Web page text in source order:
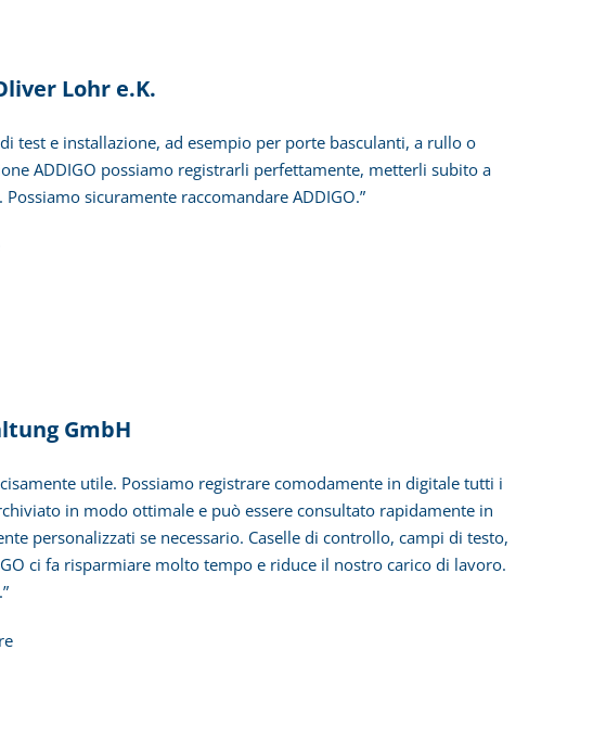
Lohr e.K.
e installazione, ad esempio per porte basculanti, a rullo o
ADDIGO possiamo registrarli perfettamente, metterli subito a
sicuramente raccomandare ADDIGO.”
GmbH
utile. Possiamo registrare comodamente in digitale tutti i
in modo ottimale e può essere consultato rapidamente in
personalizzati se necessario. Caselle di controllo, campi di testo,
ci fa risparmiare molto tempo e riduce il nostro carico di lavoro.